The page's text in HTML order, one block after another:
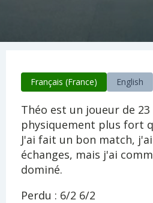
Français (France) English
Théo est un joueur de
physiquement plus fort
J'ai fait un bon match,
échanges, mais j'ai
dominé.
Perdu : 6/2 6/2